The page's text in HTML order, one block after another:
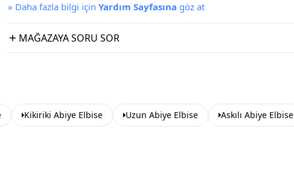
» Daha fazla bilgi için Yardım Sayfasına göz at
MAĞAZAYA SORU SOR
Kikiriki Abiye Elbise Uzun Abiye Elbise Askılı Abiye Elbise